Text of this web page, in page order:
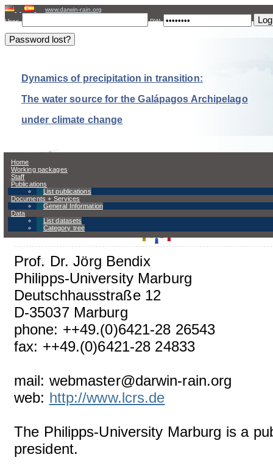
www.darwin-rain.org
User:
PW:
Dynamics of precipitation in transition:
The water source for the Galápagos Archipelago
under climate change
Home
Working packages
Staff
Publications
List publications
Documents + Services
General Information
Data
List datasets
Category tree
Imprint and privacy policy
Publisher:
Prof. Dr. Jörg Bendix
Philipps-University Marburg
Deutschhausstraße 12
D-35037 Marburg
phone: ++49.(0)6421-28 26543
fax: ++49.(0)6421-28 24833
mail: webmaster@darwin-rain.org
web: http://www.lcrs.de
The Philipps-University Marburg is a
president.